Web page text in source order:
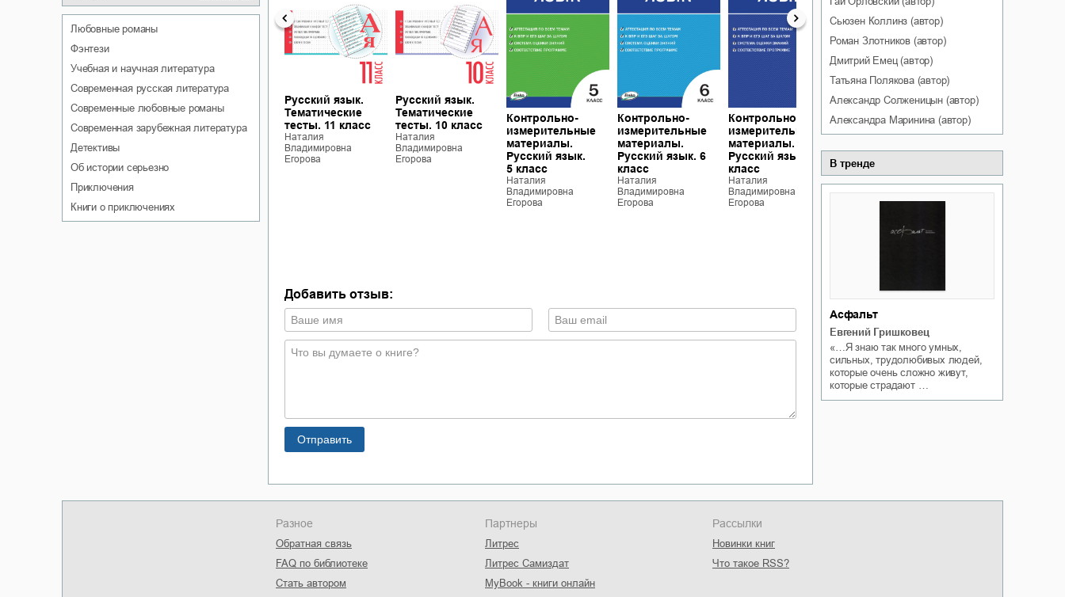
любовные романы
фэнтези
учебная и научная литература
современная русская литература
современные любовные романы
современная зарубежная литература
детективы
об истории серьезно
приключения
книги о приключениях
Контрольно-
измерительные
материалы.
Русский язык. 11
класс
Наталия
Владимировна
Егорова
Поурочные
разработки по
«Просвещение»)
Наталия
Русский язык.
Тематические
тесты. 11 класс
Наталия
Владимировна
Егорова
Русский язык.
Тематические
тесты. 10 класс
Наталия
Владимировна
Егорова
Контрольно-
измерительные
материалы.
Русский язык.
5 класс
Наталия
Владимировна
Егорова
Контрольно-
измерительные
материалы.
Русский язык. 6
класс
Наталия
Владимировна
Егорова
Контрольно-
измерительные
материалы.
Русский язык. 10
класс
Наталия
Владимировна
Егорова
Поурочные
учебникам-
хрестоматиям:
Т.Ф. Курдюмовой
Просвещение))
Контрольно-
Владимировна
Добавить отзыв:
Сьюзен Коллинз (автор)
Роман Злотников (автор)
Дмитрий Емец(автор)
Татьяна Полякова(автор)
Александр Солженицын (автор)
Александра Маринина (автор)
В тренде
Асфальт
Евгений Гришковец
«…Я знаю так много умных,
сильных, трудолюбивых людей,
которые очень сложно живут,
которые страдают …
Разное
Обратная связь
FAQ по библиотеке
Стать автором
Партнеры
Литрес
Литрес Самиздат
MyBook - книги онлайн
Рассылки
Новинки книг
Что такое RSS?